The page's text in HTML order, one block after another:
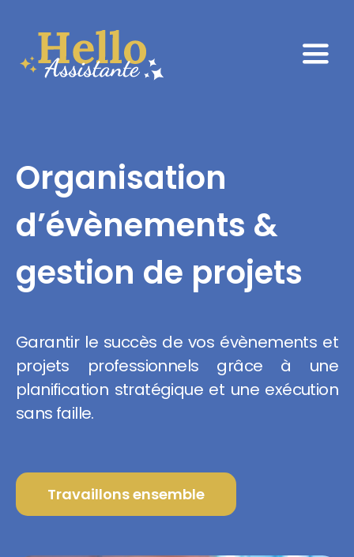
contenu
Services
Blog
Contact
Organisation
d’évènements &
gestion de projets
Garantir le succès de vos évènements et
projets professionnels grâce à une
planification stratégique et une exécution
sans faille.
Travaillons ensemble